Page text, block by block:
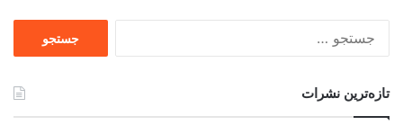
تازه‌ترین نشرات